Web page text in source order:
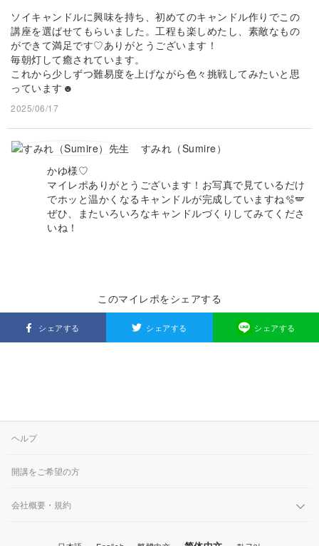
ソイキャンドルに興味を持ち、初めてのキャンドル作りでこの
講座を選ばせてもらいました。工程も楽しめたし、素敵なもの
ができて満足です♡ありがとうございます！
毎朝灯して癒されています。
これから少しずつ難易度を上げながら色々挑戦してみたいと思
っています☻
2025/06/17
すみれ（Sumire）
かゆ様♡
マイレポありがとうございます！お写真で見ているだけ
でホッと温かくなるキャンドルが完成していますね🫧🪽
ぜひ、またいろいろなキャンドルづくりしてみてくださ
いね！
このマイレポをシェアする
シェアする シェアする シェアする
ヘルプ
開講をご希望の方
会社概要・規約